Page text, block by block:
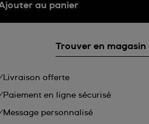
au panier
Trouver en magasin
Livraison offerte
Paiement en ligne sécurisé
Message personnalisé